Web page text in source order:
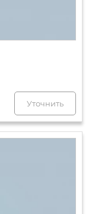
Уточнить